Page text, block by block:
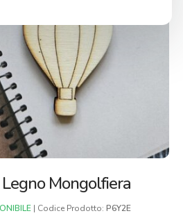
Mongolfiera
| Codice Prodotto: P6Y2E